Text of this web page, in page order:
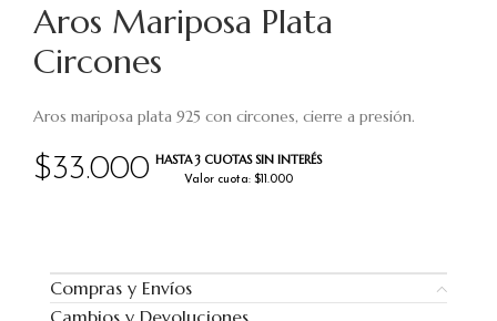
Aros Mariposa Plata
Circones
$33.000 HASTA 3 CUOTAS SIN INTERÉS
Valor cuota: $11.000
Aros mariposa plata 925 con circones, cierre a presión.
Compras y Envíos
Cambios y Devoluciones